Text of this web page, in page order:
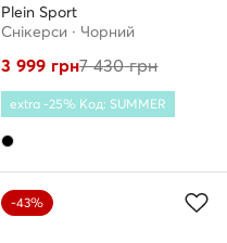
Plein Sport
Снікерcи · Чорний
3 999 грн7 430грн
extra -25% Код: SUMMER
-43%